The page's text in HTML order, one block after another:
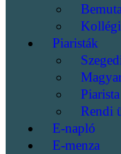
Piaristák
Rendi
E-napló
E-menza